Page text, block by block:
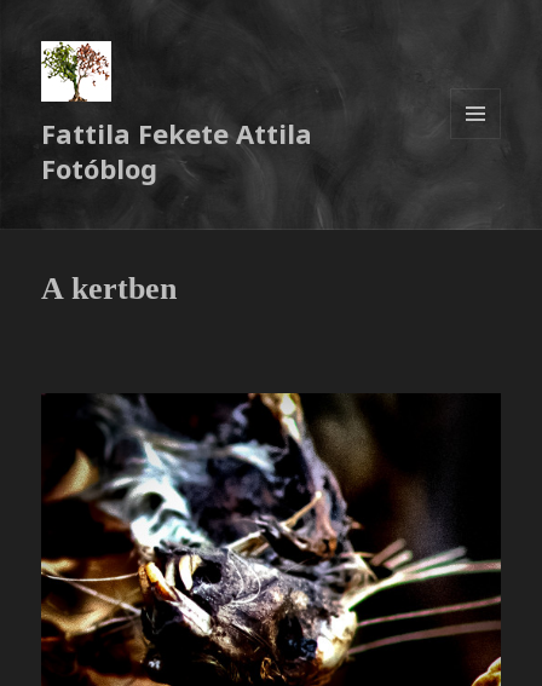
Fattila Fekete Attila
Fotóblog
A kertben